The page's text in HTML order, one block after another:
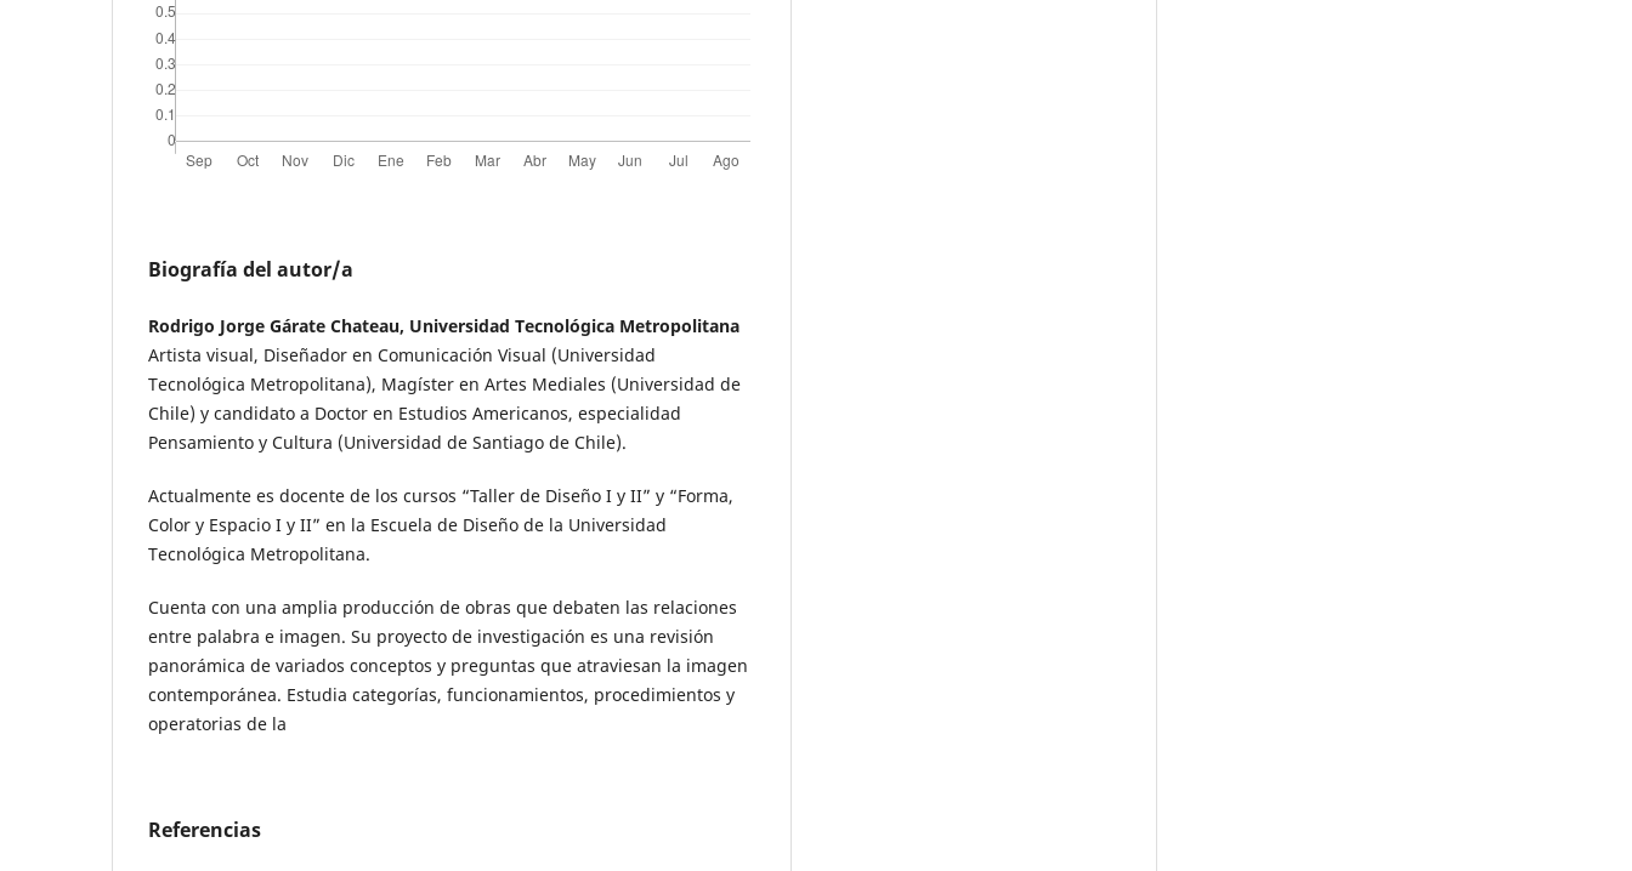
Biografía del autor/a
Rodrigo Jorge Gárate Chateau, Universidad Tecnológica Metropolitana
Artista visual, Diseñador en Comunicación Visual (Universidad
Tecnológica Metropolitana), Magíster en Artes Mediales (Universidad de
Chile) y candidato a Doctor en Estudios Americanos, especialidad
Pensamiento y Cultura (Universidad de Santiago de Chile).
Actualmente es docente de los cursos “Taller de Diseño I y II” y “Forma,
Color y Espacio I y II” en la Escuela de Diseño de la Universidad
Tecnológica Metropolitana.
Cuenta con una amplia producción de obras que debaten las relaciones
entre palabra e imagen. Su proyecto de investigación es una revisión
panorámica de variados conceptos y preguntas que atraviesan la imagen
contemporánea. Estudia categorías, funcionamientos, procedimientos y
operatorias de la
Referencias